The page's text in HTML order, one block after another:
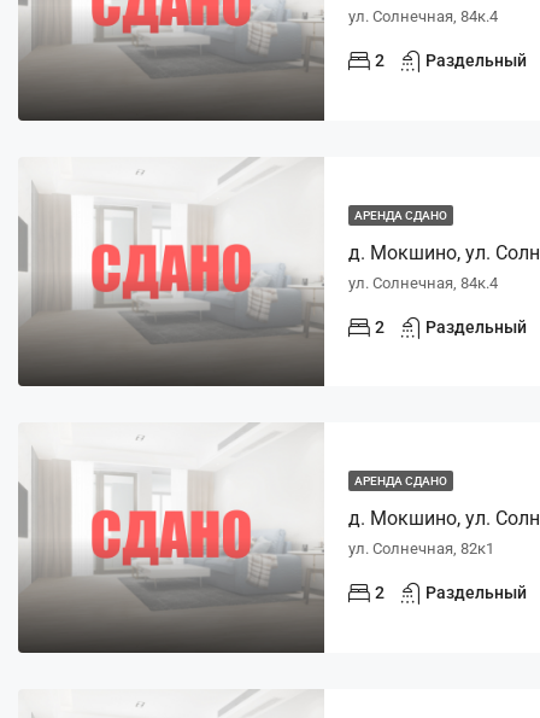
ул. Солнечная, 84к.4
2 Раздельный
АРЕНДА СДАНО
д. Мокшино, ул.
ул. Солнечная, 84к.4
2 Раздельный
АРЕНДА СДАНО
д. Мокшино, ул.
ул. Солнечная, 82к1
2 Раздельный